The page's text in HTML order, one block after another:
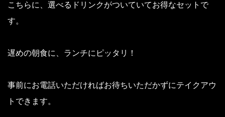
こちらに、選べるドリンクがついていてお得なセットで
す。
遅めの朝食に、ランチにピッタリ！
事前にお電話いただければお待ちいただかずにテイクアウ
トできます。